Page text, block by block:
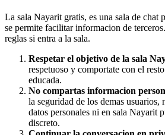
La sala Nayarit gratis, es una sala de chat
se permite facilitar informacion de
reglas si entra a la sala.
Respetar el objetivo de la sala
respetuoso y comportate con el
educada.
No compartas informacion
la seguridad de los demas usuarios,
datos personales ni en sala Nayarit
discreto.